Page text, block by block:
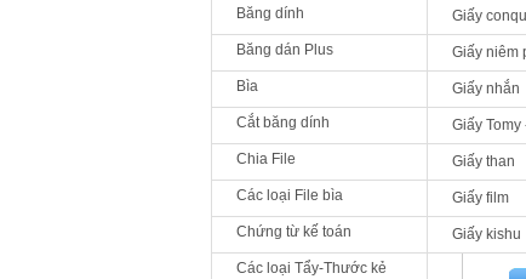
Giấy
Giấy niêm
Giấy nhắn
Giấy Tomy
Giấy than
Giấy film
Giấy kishu
Băng dính
Băng dán Plus
Bìa
Cắt băng dính
Chia File
Các loại File bìa
Chứng từ kế toán
Các loại Tẩy-Thước kẻ
Cặp